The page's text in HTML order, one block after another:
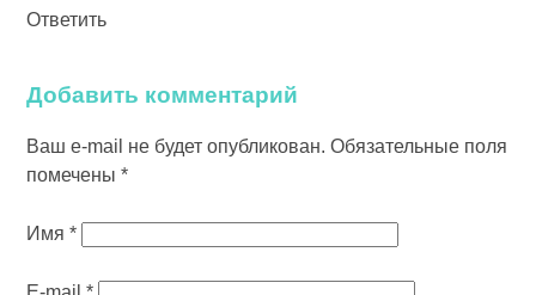
Ответить
Добавить комментарий
Ваш e-mail не будет опубликован. Обязательные поля
помечены*
Имя*